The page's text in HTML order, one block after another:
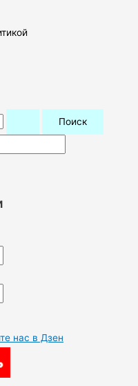
нас в Дзен